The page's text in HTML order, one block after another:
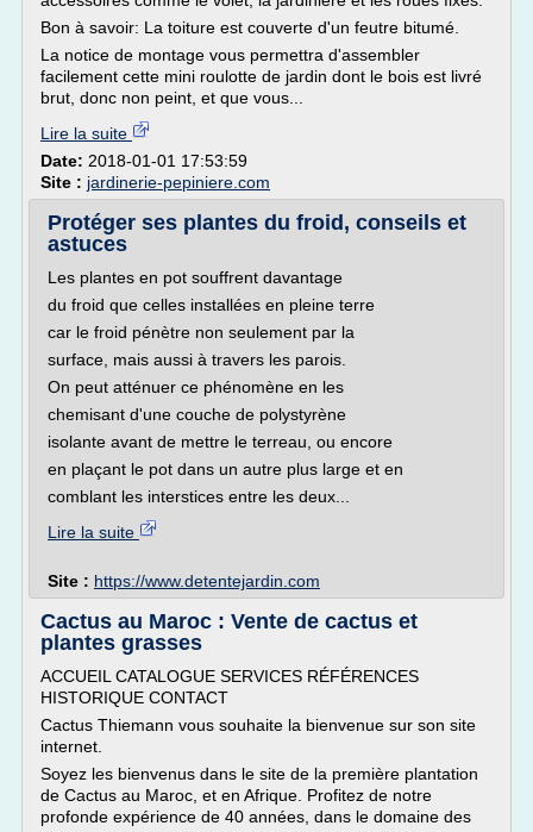
Bon à savoir: La toiture est couverte d'un feutre bitumé.
La notice de montage vous permettra d'assembler
facilement cette mini roulotte de jardin dont le bois est livré
brut, donc non peint, et que vous...
Lire la suite
Date: 2018-01-01 17:53:59
Site : jardinerie-pepiniere.com
Protéger ses plantes du froid, conseils et
astuces
Les plantes en pot souffrent davantage
du froid que celles installées en pleine terre
car le froid pénètre non seulement par la
surface, mais aussi à travers les parois.
On peut atténuer ce phénomène en les
chemisant d'une couche de polystyrène
isolante avant de mettre le terreau, ou encore
en plaçant le pot dans un autre plus large et en
comblant les interstices entre les deux...
Lire la suite
Site : https://www.detentejardin.com
Cactus au Maroc : Vente de cactus et
plantes grasses
ACCUEIL CATALOGUE SERVICES RÉFÉRENCES
HISTORIQUE CONTACT
Cactus Thiemann vous souhaite la bienvenue sur son site
internet.
Soyez les bienvenus dans le site de la première plantation
de Cactus au Maroc, et en Afrique. Profitez de notre
profonde expérience de 40 années, dans le domaine des